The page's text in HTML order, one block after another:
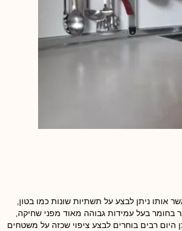
אותו ניתן לבצע על תשתיות שונות כמו בטון,
בחומר בעל עמידות גבוהה מאוד מפני שחיקה,
היום רבים בוחרים לבצע ציפוי שכזה על משטחים